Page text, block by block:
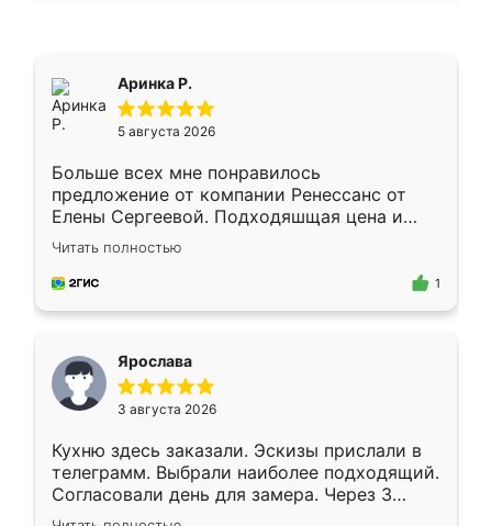
Аринка Р.
5 августа 2026
Больше всех мне понравилось
предложение от компании Ренессанс от
Елены Сергеевой. Подходяшщая цена и
короткие сроки изготовления. Приехавший
для замера сотрудник Владислав
предложил по моему эскизу самый
Читать полностью
1
Ярослава
3 августа 2026
Кухню здесь заказали. Эскизы прислали в
телеграмм. Выбрали наиболее подходящий.
Согласовали день для замера. Через 3
недели кухня была уже готова. Остались